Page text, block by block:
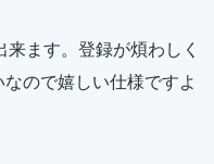
ます。登録が煩わしく
ので嬉しい仕様ですよ